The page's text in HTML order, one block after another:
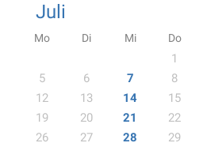
Juli
Mo Di Mi Do
1
5
6 7 8
12
13 14 15
19
20 21 22
26
27 28 29